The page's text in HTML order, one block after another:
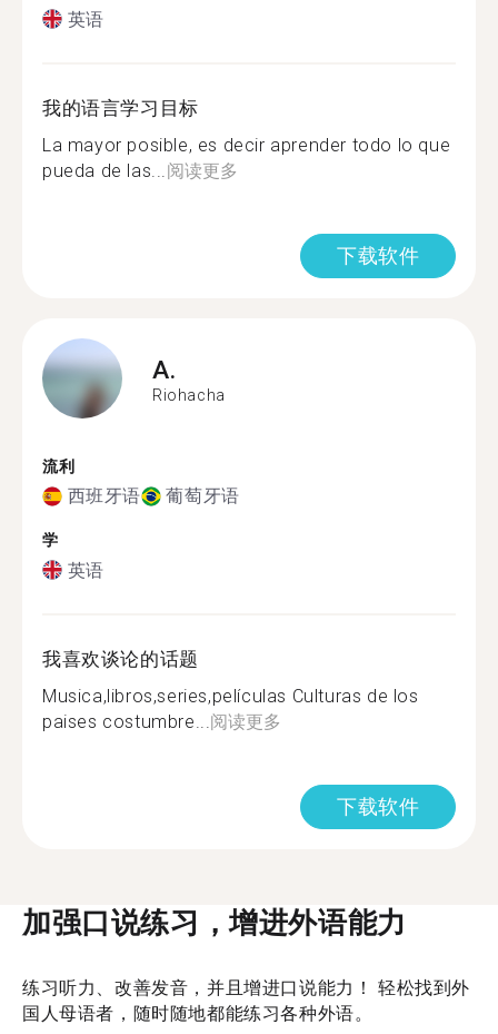
英语
我的语言学习目标
La mayor posible, es decir aprender todo lo que
pueda de las... 阅读更多
下载软件
A.
Riohacha
流利
西班牙语 葡萄牙语
学
英语
我喜欢谈论的话题
Musica,libros,series,películas Culturas de los
paises costumbre... 阅读更多
下载软件
加强口说练习，增进外语能力
练习听力、改善发音，并且增进口说能力！ 轻松找到外
国人母语者，随时随地都能练习各种外语。